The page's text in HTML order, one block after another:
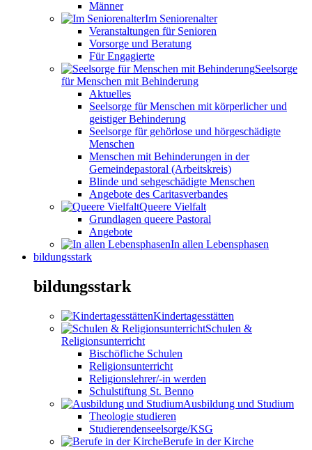
Männer
Im Seniorenalter
Veranstaltungen für Senioren
Vorsorge und Beratung
Für Engagierte
Seelsorge
für Menschen mit Behinderung
Aktuelles
Seelsorge für Menschen mit körperlicher und
geistiger Behinderung
Seelsorge für gehörlose und hörgeschädigte
Menschen
Menschen mit Behinderungen in der
Gemeindepastoral (Arbeitskreis)
Blinde und sehgeschädigte Menschen
Angebote des Caritasverbandes
Queere Vielfalt
Grundlagen queere Pastoral
Angebote
In allen Lebensphasen
bildungsstark
bildungsstark
Kindertagesstätten
Schulen &
Religionsunterricht
Bischöfliche Schulen
Religionsunterricht
Religionslehrer/-in werden
Schulstiftung St. Benno
Ausbildung und Studium
Theologie studieren
Studierendenseelsorge/KSG
Berufe in der Kirche